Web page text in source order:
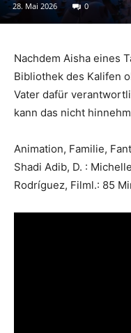
28. Mai 2026 0
Nachdem Aisha eines
Bibliothek des Kalifen
Vater dafür
kann das nicht
Animation, Familie,
Shadi Adib, D. :
Rodríguez, Filml.: 85